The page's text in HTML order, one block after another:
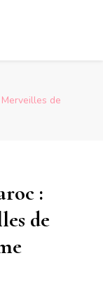
de
:
de